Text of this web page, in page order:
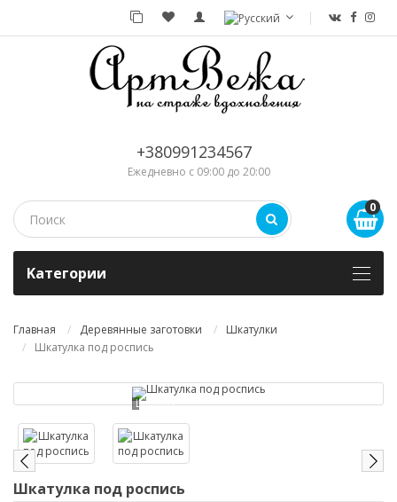
+380991234567
Ежедневно с 09:00 до 20:00
0
Kатегории
Главная Деревянные заготовки
Шкатулки
Шкатулка под роспись
Loading...
Шкатулка под роспись